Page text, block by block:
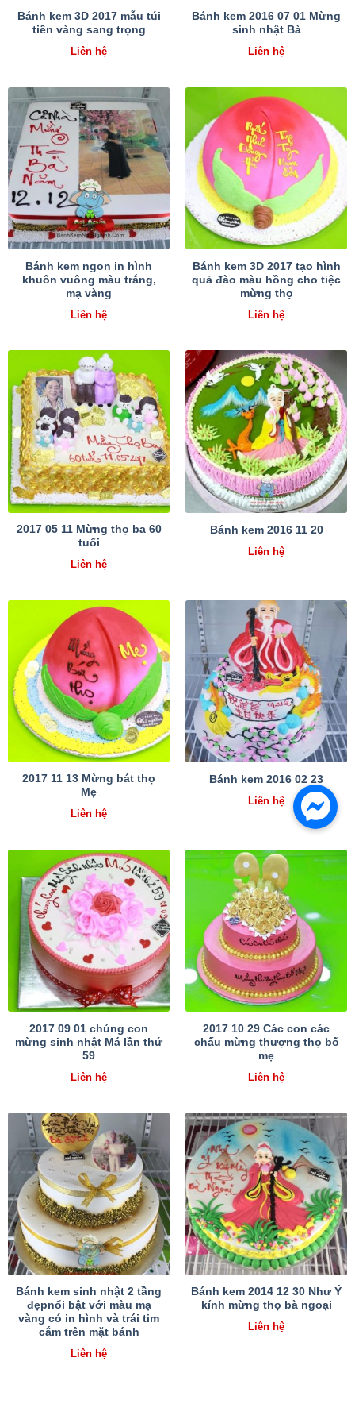
Bánh kem 3D 2017 mẫu túi
tiền vàng sang trọng
Liên hệ
Bánh kem 2016 07 01 Mừng
sinh nhật Bà
Liên hệ
Bánh kem ngon in hình
khuôn vuông màu trắng,
mạ vàng
Liên hệ
Bánh kem 3D 2017 tạo hình
quả đào màu hồng cho tiệc
mừng thọ
Liên hệ
2017 05 11 Mừng thọ ba 60
tuổi
Liên hệ
Bánh kem 2016 11 20
Liên hệ
2017 11 13 Mừng bát thọ
Mẹ
Liên hệ
Bánh kem 2016 02 23
Liên hệ
2017 09 01 chúng con
mừng sinh nhật Má lần thứ
59
Liên hệ
2017 10 29 Các con các
chấu mừng thượng thọ bố
mẹ
Liên hệ
Bánh kem sinh nhật 2 tầng
đẹpnổi bật với màu mạ
vàng có in hình và trái tim
cắm trên mặt bánh
Liên hệ
Bánh kem 2014 12 30 Như Ý
kính mừng thọ bà ngoại
Liên hệ